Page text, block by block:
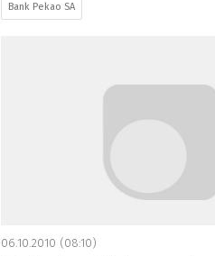
Bank Pekao SA
06.10.2010 (08:10)